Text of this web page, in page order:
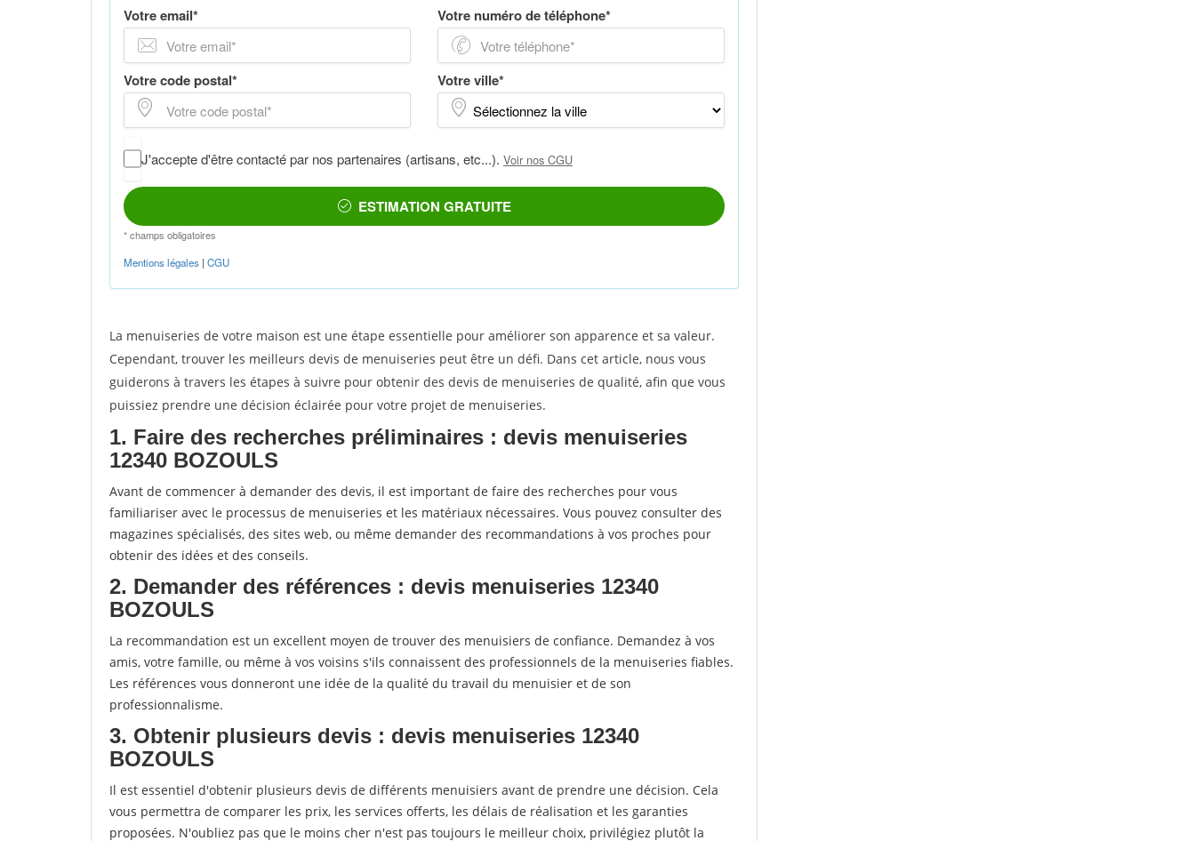
La menuiseries de votre maison est une étape essentielle pour améliorer son apparence et sa valeur.
Cependant, trouver les meilleurs devis de menuiseries peut être un défi. Dans cet article, nous vous
guiderons à travers les étapes à suivre pour obtenir des devis de menuiseries de qualité, afin que vous
puissiez prendre une décision éclairée pour votre projet de menuiseries.
1. Faire des recherches préliminaires : devis menuiseries
12340 BOZOULS
Avant de commencer à demander des devis, il est important de faire des recherches pour vous
familiariser avec le processus de menuiseries et les matériaux nécessaires. Vous pouvez consulter des
magazines spécialisés, des sites web, ou même demander des recommandations à vos proches pour
obtenir des idées et des conseils.
2. Demander des références : devis menuiseries 12340
BOZOULS
La recommandation est un excellent moyen de trouver des menuisiers de confiance. Demandez à vos
amis, votre famille, ou même à vos voisins s'ils connaissent des professionnels de la menuiseries fiables.
Les références vous donneront une idée de la qualité du travail du menuisier et de son
professionnalisme.
3. Obtenir plusieurs devis : devis menuiseries 12340
BOZOULS
Il est essentiel d'obtenir plusieurs devis de différents menuisiers avant de prendre une décision. Cela
vous permettra de comparer les prix, les services offerts, les délais de réalisation et les garanties
proposées. N'oubliez pas que le moins cher n'est pas toujours le meilleur choix, privilégiez plutôt la